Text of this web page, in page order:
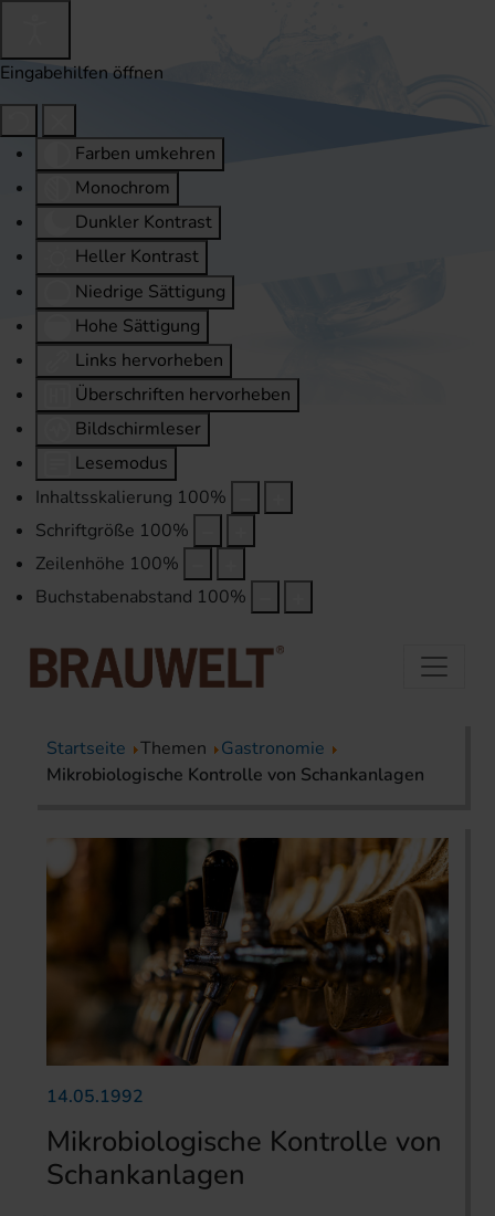
Eingabehilfen öffnen
Farben umkehren
Monochrom
Dunkler Kontrast
Heller Kontrast
Niedrige Sättigung
Hohe Sättigung
Links hervorheben
Überschriften hervorheben
Bildschirmleser
Lesemodus
Inhaltsskalierung 100%
Schriftgröße 100%
Zeilenhöhe 100%
Buchstabenabstand 100%
Startseite Themen
Gastronomie
Mikrobiologische Kontrolle von Schankanlagen
14.05.1992
Mikrobiologische Kontrolle von
Schankanlagen